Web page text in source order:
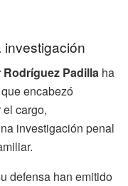
investigación
Padilla ha
encabezó
cargo,
investigación penal
defensa han emitido